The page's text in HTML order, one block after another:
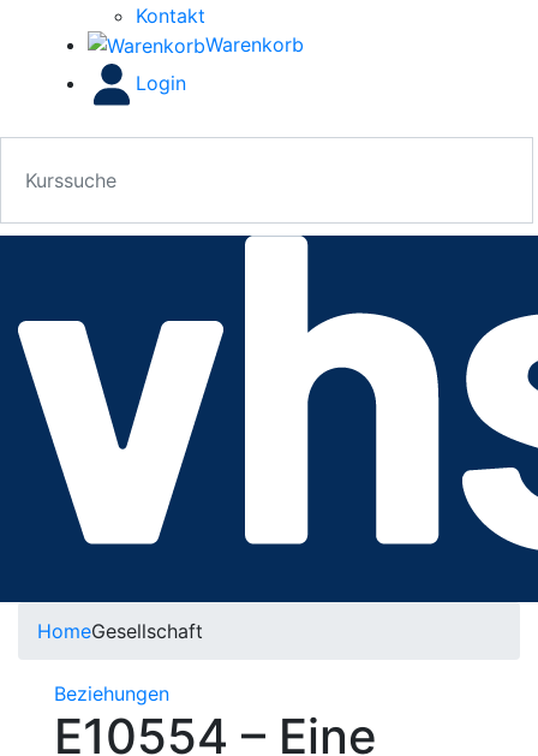
Kontakt
Warenkorb
Login
HomeGesellschaft
Beziehungen
E10554 – Eine